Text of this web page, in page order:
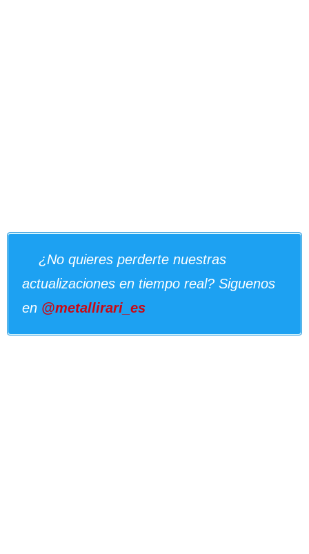
¿No quieres perderte nuestras
actualizaciones en tiempo real? Siguenos
en @metallirari_es